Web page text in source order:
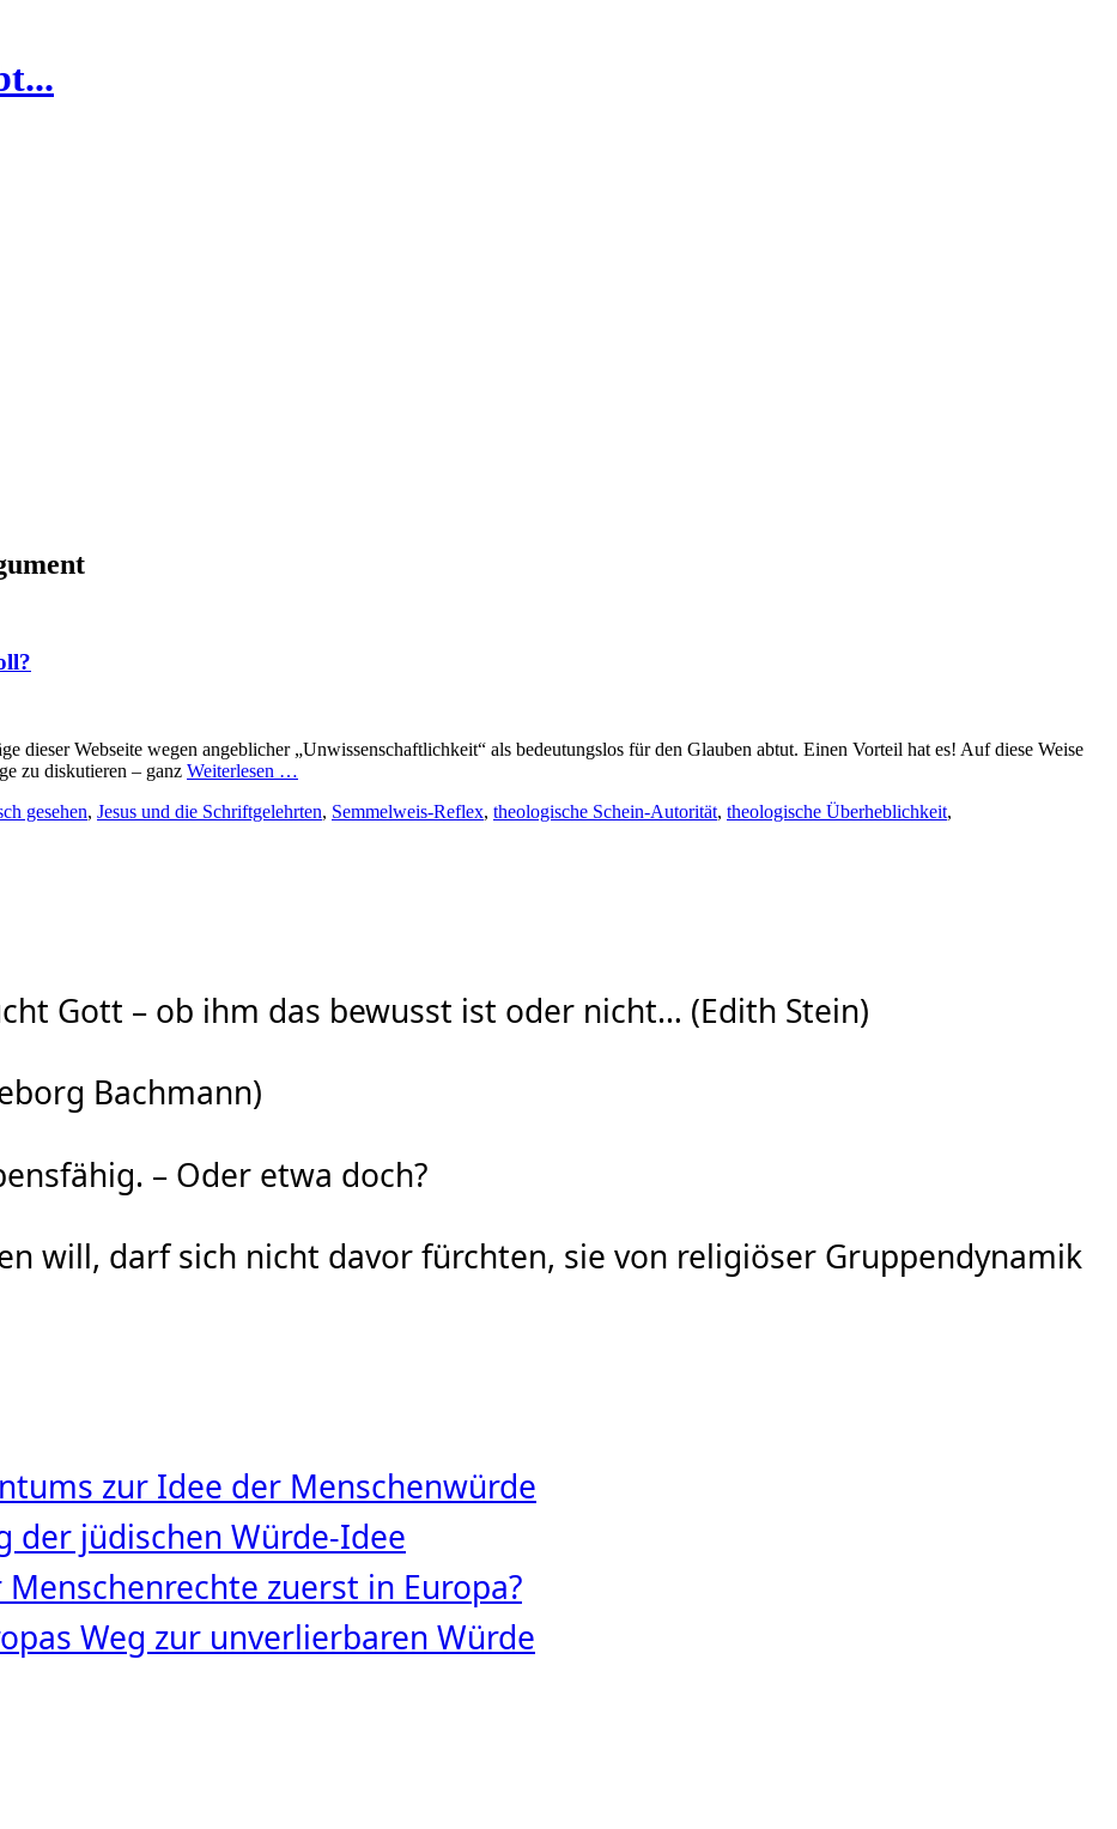
dieser Webseite wegen angeblicher „Unwissenschaftlichkeit“ als bedeutungslos für den Glauben abtut. Einen Vorteil hat es! Auf diese Weise
zu diskutieren – ganz Weiterlesen …
gesehen, Jesus und die Schriftgelehrten, Semmelweis‑Reflex, theologische Schein-Autorität, theologische Überheblichkeit,
Gott – ob ihm das bewusst ist oder nicht… (Edith Stein)
Bachmann)
– Oder etwa doch?
will, darf sich nicht davor fürchten, sie von religiöser Gruppendynamik
zur Idee der Menschenwürde
der jüdischen Würde‑Idee
zuerst in Europa?
Weg zur unverlierbaren Würde